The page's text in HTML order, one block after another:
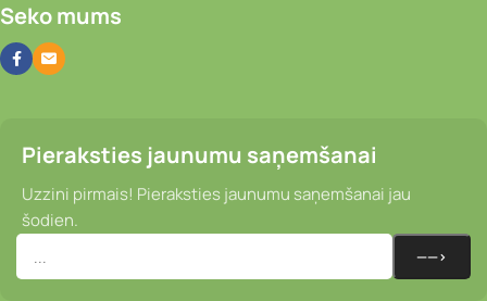
Seko mums
Pieraksties jaunumu saņemšanai
Uzzini pirmais! Pieraksties jaunumu saņemšanai jau
šodien.